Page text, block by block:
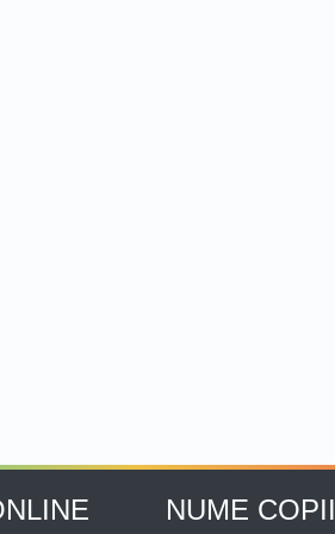
NUME COPII